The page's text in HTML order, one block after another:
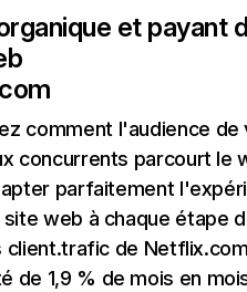
et payant
comment l'audience de
concurrents parcourt le
parfaitement
web à chaque étape
client.trafic de
de 1,9 % de mois en